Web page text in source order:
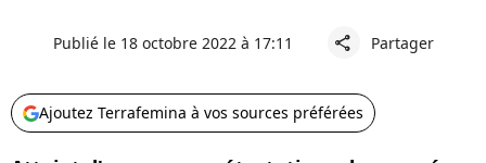
Publié le 18 octobre 2022 à 17:11 share Partager
Ajoutez Terrafemina à vos sources préférées